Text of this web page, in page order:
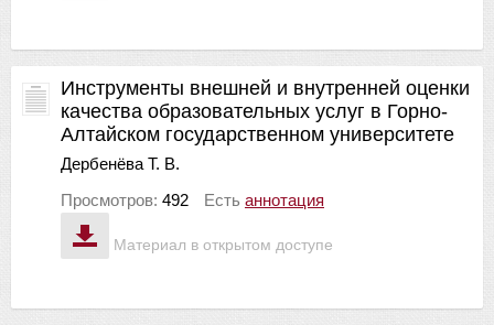
Материал в открытом доступе
Инструменты внешней и внутренней оценки
качества образовательных услуг в Горно-
Алтайском государственном университете
Дербенёва Т. В.
Просмотров: 492 Есть аннотация